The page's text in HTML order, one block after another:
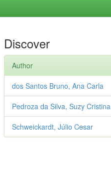
Discover
Author
dos Santos Bruno, Ana Carla
Pedroza da Silva, Suzy Cristina
Schweickardt, Júlio Cesar